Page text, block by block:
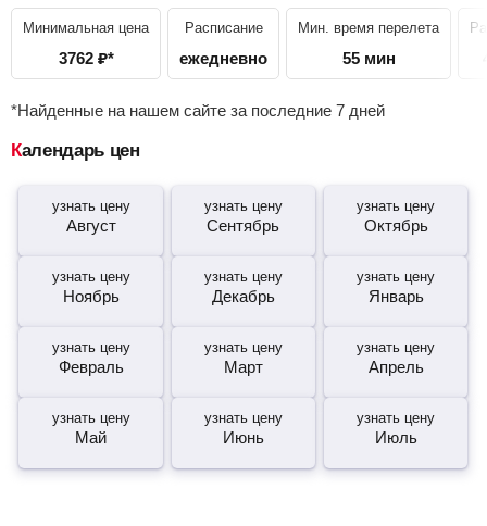
Минимальная цена
3762 ₽*
Расписание
ежедневно
Мин. время перелета
55 мин
*Найденные на нашем сайте за последние 7 дней
Календарь цен
узнать цену
Август
узнать цену
Сентябрь
узнать цену
Октябрь
узнать цену
Ноябрь
узнать цену
Декабрь
узнать цену
Январь
узнать цену
Февраль
узнать цену
Март
узнать цену
Апрель
узнать цену
Май
узнать цену
Июнь
узнать цену
Июль